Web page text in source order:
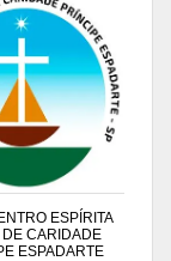
ESPÍRITA
CARIDADE
ESPADARTE